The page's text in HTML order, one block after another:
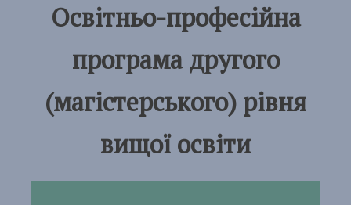
Освітньо-професійна
програма другого
(магістерського) рівня
вищої освіти